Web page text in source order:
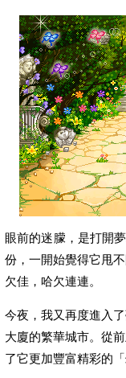
眼前的迷朦，是打開
份，一開始覺得它甩
欠佳，哈欠連連。
今夜，我又再度進入
大廈的繁華城市。從
了它更加豐富精彩的「